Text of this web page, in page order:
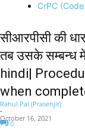
CrPC
सीआरपीसी की
तब उसके सम्बन्ध
hindi|
when
Rahul Pal (Prasenjit)
-
October 16, 2021
0